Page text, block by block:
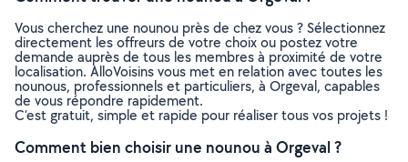
Vous cherchez une nounou près de chez vous ? Sélectionnez
directement les offreurs de votre choix ou postez votre
demande auprès de tous les membres à proximité de votre
localisation. AlloVoisins vous met en relation avec toutes les
nounous, professionnels et particuliers, à Orgeval, capables
de vous répondre rapidement.
C’est gratuit, simple et rapide pour réaliser tous vos projets !
Comment bien choisir une nounou à Orgeval ?